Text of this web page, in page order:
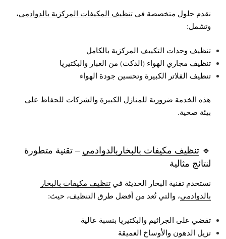
نقدم حلول متخصصة في تنظيف المكيفات المركزية بالدوادمي،
وتشمل:
تنظيف وحدات التكييف المركزية بالكامل
تنظيف مجاري الهواء (الدكت) من الغبار والبكتيريا
تنظيف الفلاتر الكبيرة وتحسين جودة الهواء
هذه الخدمة ضرورية للمنازل الكبيرة والشركات للحفاظ على
بيئة صحية.
🔹 تنظيف مكيفات بالبخاربالدوادمي – تقنية متطورة
لنتائج مثالية
نستخدم تقنية البخار الحديثة في تنظيف مكيفات بالبخار
بالدوادمي، والتي تُعد من أفضل طرق التنظيف، حيث:
تقضي على الجراثيم والبكتيريا بنسبة عالية
تزيل الدهون والأوساخ العميقة